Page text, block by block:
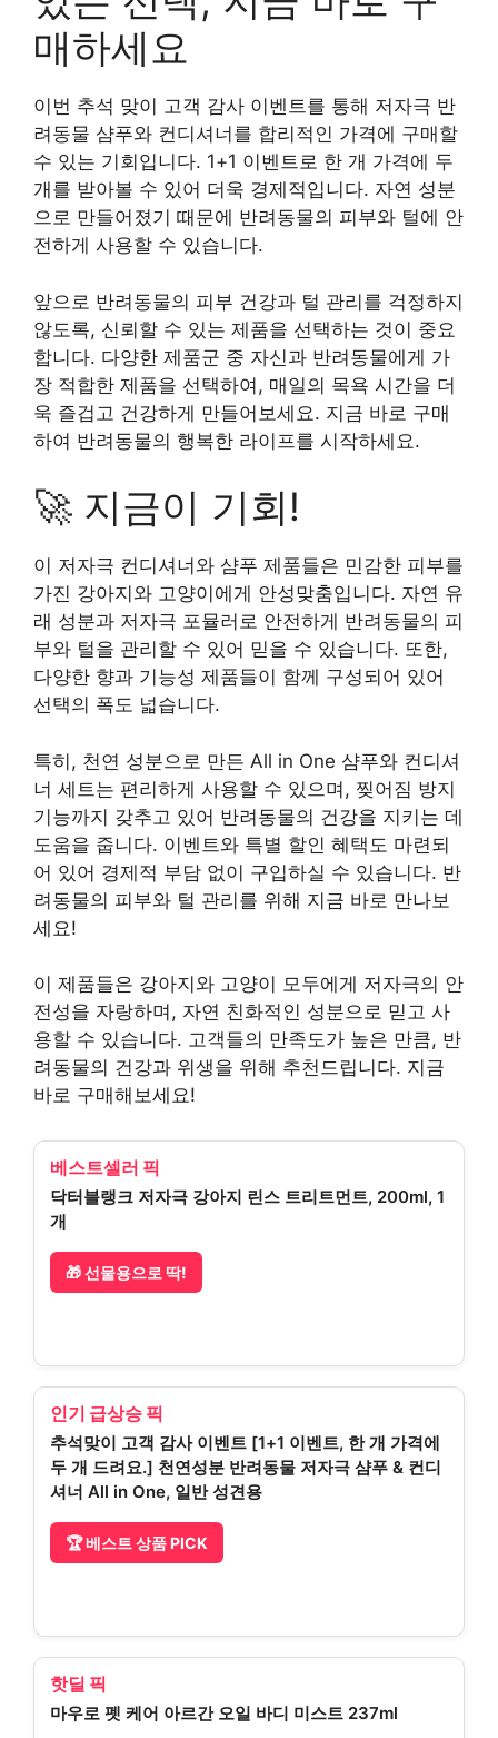
매하세요
이번 추석 맞이 고객 감사 이벤트를 통해 저자극 반
려동물 샴푸와 컨디셔너를 합리적인 가격에 구매할
수 있는 기회입니다. 1+1 이벤트로 한 개 가격에 두
개를 받아볼 수 있어 더욱 경제적입니다. 자연 성분
으로 만들어졌기 때문에 반려동물의 피부와 털에 안
전하게 사용할 수 있습니다.
앞으로 반려동물의 피부 건강과 털 관리를 걱정하지
않도록, 신뢰할 수 있는 제품을 선택하는 것이 중요
합니다. 다양한 제품군 중 자신과 반려동물에게 가
장 적합한 제품을 선택하여, 매일의 목욕 시간을 더
욱 즐겁고 건강하게 만들어보세요. 지금 바로 구매
하여 반려동물의 행복한 라이프를 시작하세요.
🚀 지금이 기회!
이 저자극 컨디셔너와 샴푸 제품들은 민감한 피부를
가진 강아지와 고양이에게 안성맞춤입니다. 자연 유
래 성분과 저자극 포뮬러로 안전하게 반려동물의 피
부와 털을 관리할 수 있어 믿을 수 있습니다. 또한,
다양한 향과 기능성 제품들이 함께 구성되어 있어
선택의 폭도 넓습니다.
특히, 천연 성분으로 만든 All in One 샴푸와 컨디셔
너 세트는 편리하게 사용할 수 있으며, 찢어짐 방지
기능까지 갖추고 있어 반려동물의 건강을 지키는 데
도움을 줍니다. 이벤트와 특별 할인 혜택도 마련되
어 있어 경제적 부담 없이 구입하실 수 있습니다. 반
려동물의 피부와 털 관리를 위해 지금 바로 만나보
세요!
이 제품들은 강아지와 고양이 모두에게 저자극의 안
전성을 자랑하며, 자연 친화적인 성분으로 믿고 사
용할 수 있습니다. 고객들의 만족도가 높은 만큼, 반
려동물의 건강과 위생을 위해 추천드립니다. 지금
바로 구매해보세요!
베스트셀러 픽
닥터블랭크 저자극 강아지 린스 트리트먼트, 200ml, 1
개
🎁 선물용으로 딱!
인기 급상승 픽
추석맞이 고객 감사 이벤트 [1+1 이벤트, 한 개 가격에
두 개 드려요.] 천연성분 반려동물 저자극 샴푸 & 컨디
셔너 All in One, 일반 성견용
🏆 베스트 상품 PICK
핫딜 픽
마우로 펫 케어 아르간 오일 바디 미스트 237ml